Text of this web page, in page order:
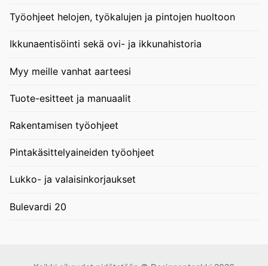
Työohjeet helojen, työkalujen ja pintojen huoltoon
Ikkunaentisöinti sekä ovi- ja ikkunahistoria
Myy meille vanhat aarteesi
Tuote-esitteet ja manuaalit
Rakentamisen työohjeet
Pintakäsittelyaineiden työohjeet
Lukko- ja valaisinkorjaukset
Bulevardi 20